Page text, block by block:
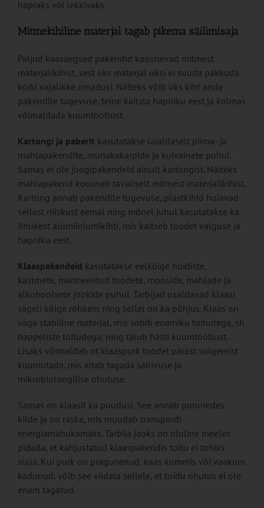
hapraks või lekkivaks.
Mitmekihiline materjal tagab pikema säilimisaja
Paljud kaasaegsed pakendid koosnevad mitmest
materjalikihist, sest üks materjal üksi ei suuda pakkuda
kõiki vajalikke omadusi. Näiteks võib üks kiht anda
pakendile tugevuse, teine kaitsta hapniku eest ja kolmas
võimaldada kuumtöötlust.
Kartongi ja paberit kasutatakse laialdaselt piima- ja
mahlapakendite, munakakarpide ja kuivainete puhul.
Samas ei ole joogipakendeid ainult kartongist. Näiteks
mahlapakend koosneb tavaliselt mitmest materjalikihist.
Kartong annab pakendile tugevuse, plastkihid hoiavad
sellest niiskust eemal ning mõnel juhul kasutatakse ka
õhukest alumiiniumikihti, mis kaitseb toodet valguse ja
hapniku eest.
Klaaspakendeid kasutatakse eelkõige hoidiste,
kastmete, marineeritud toodete, mooside, mahlade ja
alkohoolsete jookide puhul. Tarbijad usaldavad klaasi
sageli kõige rohkem ning sellel on ka põhjus. Klaas on
väga stabiilne materjal, mis sobib enamiku toitudega, sh
happeliste toitudega, ning talub hästi kuumtöötlust.
Lisaks võimaldab nt klaaspurk toodet pärast sulgemist
kuumutada, mis aitab tagada säilivuse ja
mikrobioloogilise ohutuse.
Samas on klaasil ka puudusi. See annab purunedes
kilde ja on raske, mis muudab transpordi
energiamahukamaks. Tarbija jaoks on oluline meeles
pidada, et kahjustatud klaaspakendis toitu ei tohiks
süüa. Kui purk on pragunenud, kaas kummis või vaakum
kadunud, võib see viidata sellele, et toidu ohutus ei ole
enam tagatud.